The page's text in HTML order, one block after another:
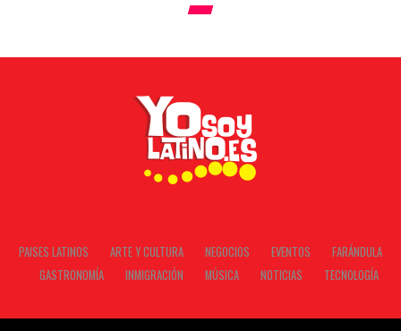
PAISES LATINOS ARTE Y CULTURA NEGOCIOS EVENTOS
FARÁNDULA
GASTRONOMÍA
INMIGRACIÓN MÚSICA NOTICIAS TECNOLOGÍA